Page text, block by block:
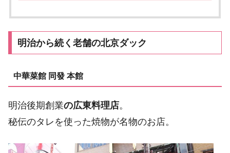
明治から続く老舗の北京ダック
中華菜館 同發 本館
明治後期創業の広東料理店。
秘伝のタレを使った焼物が名物のお店。